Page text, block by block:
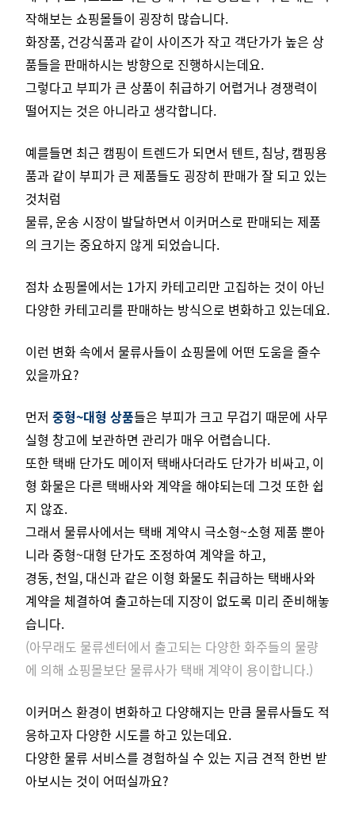
작해보는 쇼핑몰들이 굉장히 많습니다.
화장품, 건강식품과 같이 사이즈가 작고 객단가가 높은 상
품들을 판매하시는 방향으로 진행하시는데요.
그렇다고 부피가 큰 상품이 취급하기 어렵거나 경쟁력이
떨어지는 것은 아니라고 생각합니다.
예를들면 최근 캠핑이 트렌드가 되면서 텐트, 침낭, 캠핑용
품과 같이 부피가 큰 제품들도 굉장히 판매가 잘 되고 있는
것처럼
물류, 운송 시장이 발달하면서 이커머스로 판매되는 제품
의 크기는 중요하지 않게 되었습니다.
점차 쇼핑몰에서는 1가지 카테고리만 고집하는 것이 아닌
다양한 카테고리를 판매하는 방식으로 변화하고 있는데요.
이런 변화 속에서 물류사들이 쇼핑몰에 어떤 도움을 줄수
있을까요?
먼저 중형~대형 상품들은 부피가 크고 무겁기 때문에 사무
실형 창고에 보관하면 관리가 매우 어렵습니다.
또한 택배 단가도 메이저 택배사더라도 단가가 비싸고, 이
형 화물은 다른 택배사와 계약을 해야되는데 그것 또한 쉽
지 않죠.
그래서 물류사에서는 택배 계약시 극소형~소형 제품 뿐아
니라 중형~대형 단가도 조정하여 계약을 하고,
경동, 천일, 대신과 같은 이형 화물도 취급하는 택배사와
계약을 체결하여 출고하는데 지장이 없도록 미리 준비해놓
습니다.
(아무래도 물류센터에서 출고되는 다양한 화주들의 물량
에 의해 쇼핑몰보단 물류사가 택배 계약이 용이합니다.)
이커머스 환경이 변화하고 다양해지는 만큼 물류사들도 적
응하고자 다양한 시도를 하고 있는데요.
다양한 물류 서비스를 경험하실 수 있는 지금 견적 한번 받
아보시는 것이 어떠실까요?